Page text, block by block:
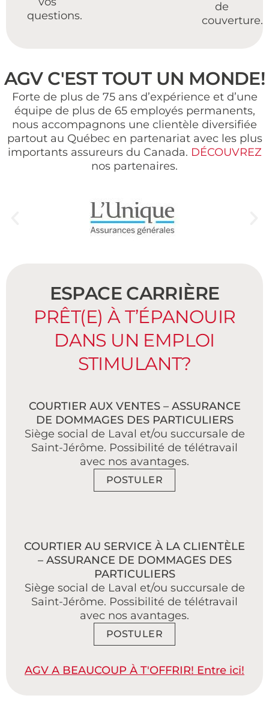
questions.
de
couverture.
AGV C'EST TOUT UN MONDE!
Forte de plus de 75 ans d’expérience et d’une
équipe de plus de 65 employés permanents,
nous accompagnons une clientèle diversifiée
partout au Québec en partenariat avec les plus
importants assureurs du Canada. DÉCOUVREZ
nos partenaires.
ESPACE CARRIÈRE
PRÊT(E) À T’ÉPANOUIR
DANS UN EMPLOI
STIMULANT?
COURTIER AUX VENTES – ASSURANCE
DE DOMMAGES DES PARTICULIERS
Siège social de Laval et/ou succursale de
Saint-Jérôme. Possibilité de télétravail
avec nos avantages.
POSTULER
COURTIER AU SERVICE À LA CLIENTÈLE
– ASSURANCE DE DOMMAGES DES
PARTICULIERS
Siège social de Laval et/ou succursale de
Saint-Jérôme. Possibilité de télétravail
avec nos avantages.
POSTULER
AGV A BEAUCOUP À T'OFFRIR! Entre ici!